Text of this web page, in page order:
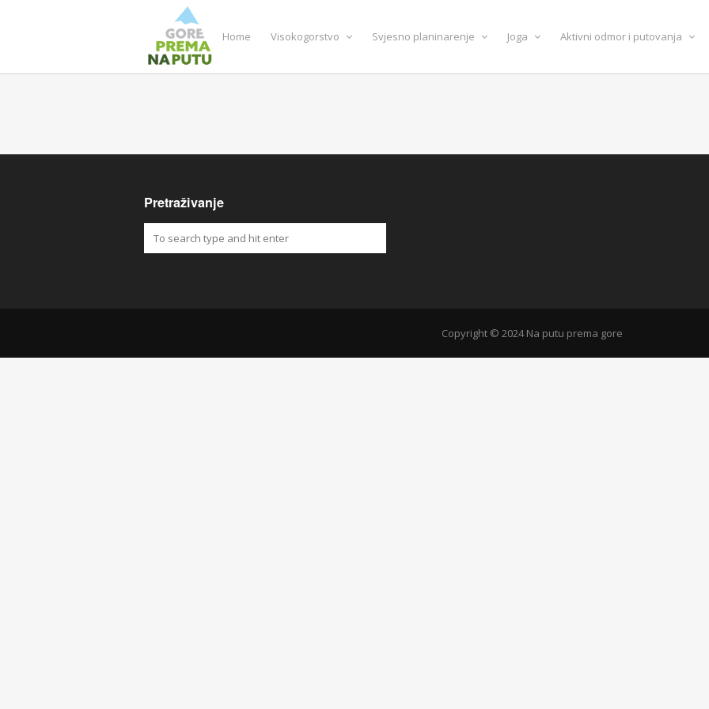
Home Visokogorstvo Svjesno planinarenje Joga Aktivni odmor i putovanja
Pretraživanje
Copyright © 2024 Na putu prema gore